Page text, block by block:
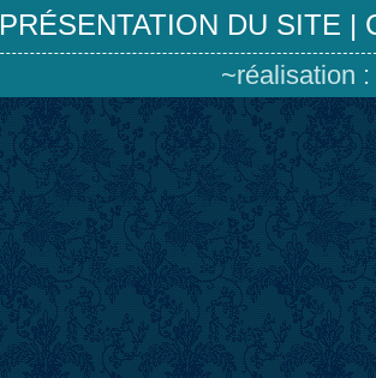
PRÉSENTATION DU SITE |
~réalisation